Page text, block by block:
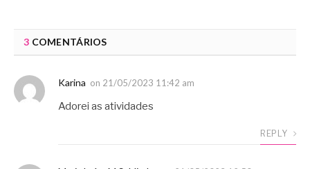
3 COMENTÁRIOS
Karina on 21/05/2023 11:42 am
Adorei as atividades
REPLY